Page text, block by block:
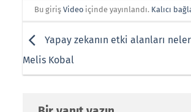
Bu girişVideo içinde yayınlandı. Kalıcı
Yapay zekanın etki alanları
Melis Kobal